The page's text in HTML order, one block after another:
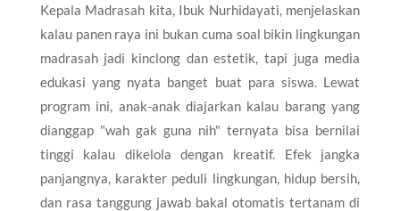
Kepala Madrasah kita, Ibuk Nurhidayati, menjelaskan
kalau panen raya ini bukan cuma soal bikin lingkungan
madrasah jadi kinclong dan estetik, tapi juga media
edukasi yang nyata banget buat para siswa. Lewat
program ini, anak-anak diajarkan kalau barang yang
dianggap "wah gak guna nih" ternyata bisa bernilai
tinggi kalau dikelola dengan kreatif. Efek jangka
panjangnya, karakter peduli lingkungan, hidup bersih,
dan rasa tanggung jawab bakal otomatis tertanam di